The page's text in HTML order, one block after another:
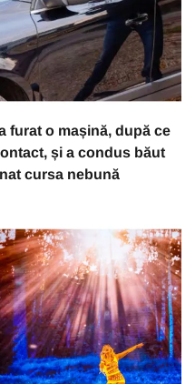
furat o mașină, după ce
și a condus băut
cursa nebună